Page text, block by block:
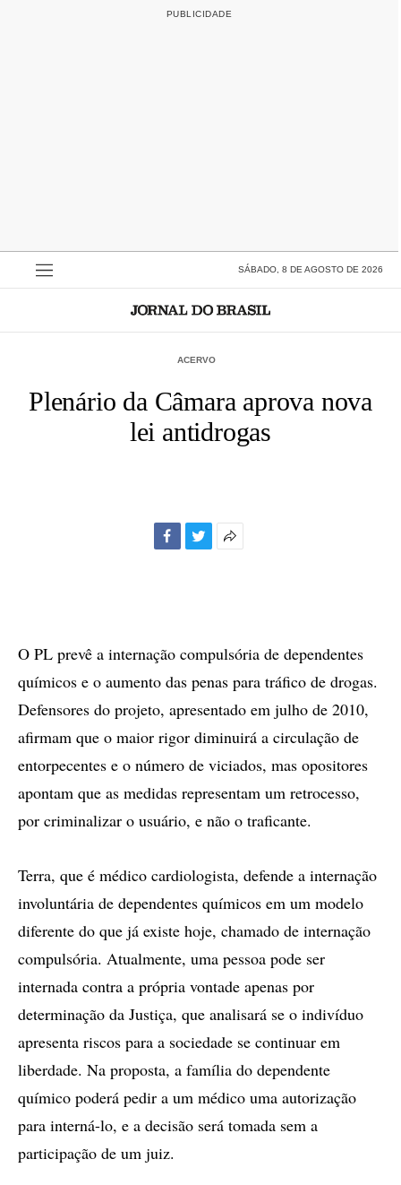
SÁBADO, 8 DE AGOSTO DE 2026
ACERVO
Plenário da Câmara aprova nova
lei antidrogas
O PL prevê a internação compulsória de dependentes
químicos e o aumento das penas para tráfico de drogas.
Defensores do projeto, apresentado em julho de 2010,
afirmam que o maior rigor diminuirá a circulação de
entorpecentes e o número de viciados, mas opositores
apontam que as medidas representam um retrocesso,
por criminalizar o usuário, e não o traficante.
Terra, que é médico cardiologista, defende a internação
involuntária de dependentes químicos em um modelo
diferente do que já existe hoje, chamado de internação
compulsória. Atualmente, uma pessoa pode ser
internada contra a própria vontade apenas por
determinação da Justiça, que analisará se o indivíduo
apresenta riscos para a sociedade se continuar em
liberdade. Na proposta, a família do dependente
químico poderá pedir a um médico uma autorização
para interná-lo, e a decisão será tomada sem a
participação de um juiz.